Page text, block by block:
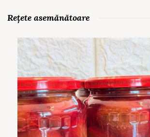
Rețete asemănătoare